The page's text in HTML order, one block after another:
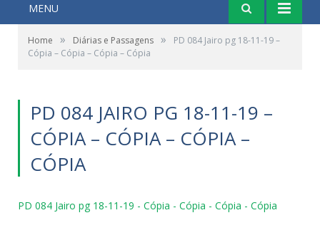
MENU
Home » Diárias e Passagens »
PD 084 Jairo pg 18-11-19 –
Cópia – Cópia – Cópia – Cópia
PD 084 JAIRO PG 18-11-19 –
CÓPIA – CÓPIA – CÓPIA –
CÓPIA
PD 084 Jairo pg 18-11-19 - Cópia - Cópia - Cópia - Cópia